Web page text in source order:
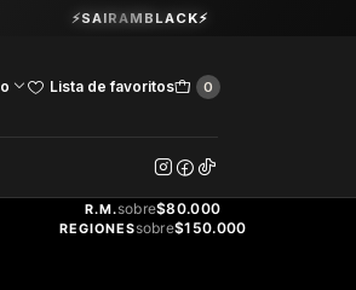
Lista de favoritos 0
Oficina 102.Ver Horarios
⚡SAIRAMBLACK⚡
GRATIS
R.M.sobre$80.000
REGIONESsobre$150.000